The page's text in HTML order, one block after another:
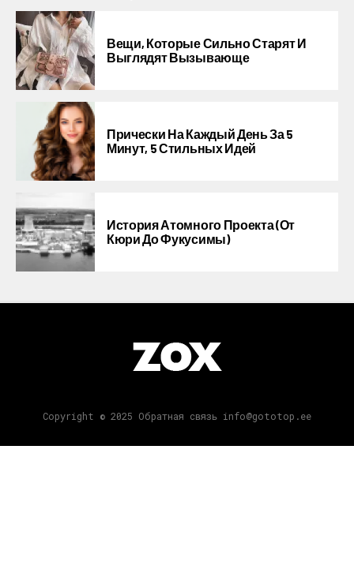
Вещи, Которые Сильно Старят И
Выглядят Вызывающе
Прически На Каждый День За 5
Минут, 5 Стильных Идей
История Атомного Проекта (от
Кюри До Фукусимы)
Copyright © 2025 Обратная связь info@gototop.ee